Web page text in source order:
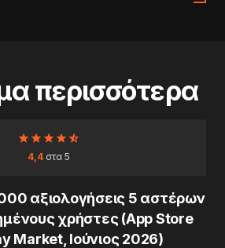
περισσότερα
4,4στα 5
αξιολογήσεις 5 αστέρων
χρήστες (App Store
Market, Ιούνιος 2026)